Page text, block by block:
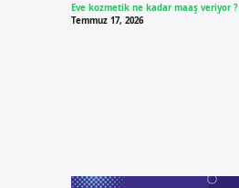
Eve kozmetik ne kadar maaş veriyor ?
Temmuz 17, 2026